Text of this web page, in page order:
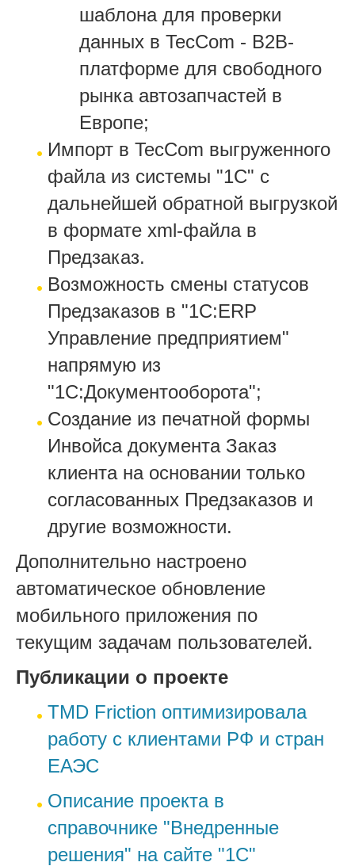
шаблона для проверки
данных в TecCom - B2B-
платформе для свободного
рынка автозапчастей в
Европе;
Импорт в TecCom выгруженного
файла из системы "1С" с
дальнейшей обратной выгрузкой
в формате xml-файла в
Предзаказ.
Возможность смены статусов
Предзаказов в "1С:ERP
Управление предприятием"
напрямую из
"1С:Документооборота";
Создание из печатной формы
Инвойса документа Заказ
клиента на основании только
согласованных Предзаказов и
другие возможности.
Дополнительно настроено
автоматическое обновление
мобильного приложения по
текущим задачам пользователей.
Публикации о проекте
TMD Friction оптимизировала
работу с клиентами РФ и стран
ЕАЭС
Описание проекта в
справочнике "Внедренные
решения" на сайте "1С"